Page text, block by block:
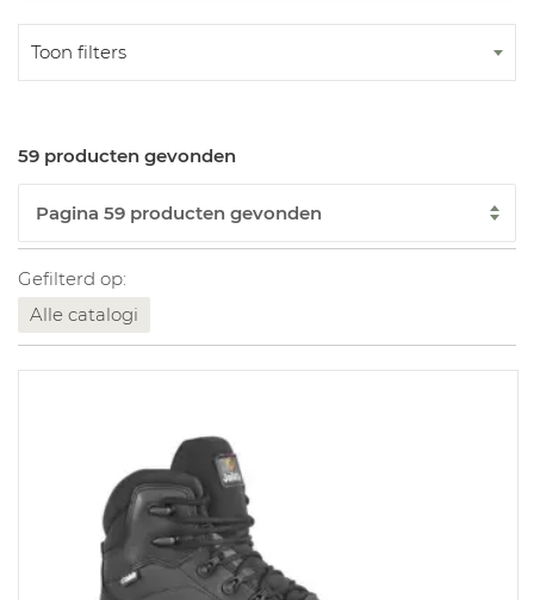
Toon filters
59 producten gevonden
Gefilterd op:
Alle catalogi